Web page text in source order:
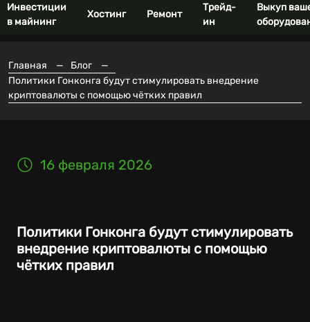
Инвестиции
в майнинг
Хостинг Ремонт
Трейд-
ин
Выкуп
Главная — Блог
—
Политики Гонконга будут стимулировать внедрение
криптовалюты с помощью чётких правил
16 февраля 2026
Политики Гонконга будут стимулировать
внедрение криптовалюты с помощью
чётких правил